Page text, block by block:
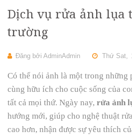
Dịch vụ rửa ảnh lụa
trường
Đăng bởi AdminAdmin Thứ Sat,
Có thể nói ảnh là một trong những
cùng hữu ích cho cuộc sống của
tất cả mọi thứ. Ngày nay, rửa ảnh
hướng mới, giúp cho nghệ thuật
cao hơn, nhận được sự yêu thích